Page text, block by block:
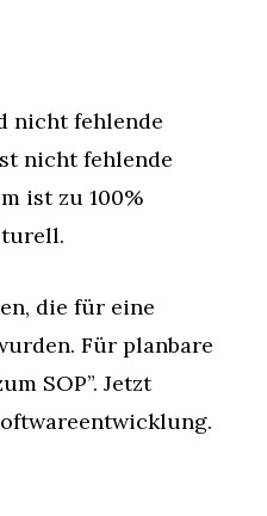
nicht fehlende
nicht fehlende
ist zu 100%
die für eine
Für planbare
SOP”. Jetzt